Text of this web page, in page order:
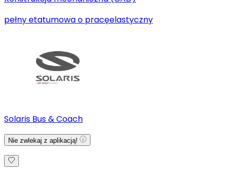
pełny etatumowa o pracęelastyczny
Solaris Bus & Coach
Nie zwlekaj z aplikacją!